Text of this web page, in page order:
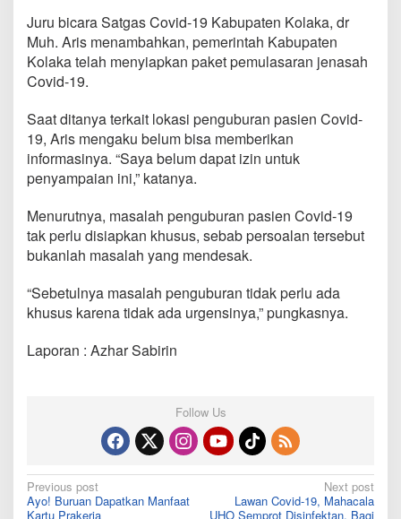
Juru bicara Satgas Covid-19 Kabupaten Kolaka, dr
Muh. Aris menambahkan, pemerintah Kabupaten
Kolaka telah menyiapkan paket pemulasaran jenasah
Covid-19.
Saat ditanya terkait lokasi penguburan pasien Covid-
19, Aris mengaku belum bisa memberikan
informasinya. “Saya belum dapat izin untuk
penyampaian ini,” katanya.
Menurutnya, masalah penguburan pasien Covid-19
tak perlu disiapkan khusus, sebab persoalan tersebut
bukanlah masalah yang mendesak.
“Sebetulnya masalah penguburan tidak perlu ada
khusus karena tidak ada urgensinya,” pungkasnya.
Laporan : Azhar Sabirin
Follow Us
Post
Previous post
Ayo! Buruan Dapatkan Manfaat
Kartu Prakerja
Next post
Lawan Covid-19, Mahacala
UHO Semprot Disinfektan, Bagi